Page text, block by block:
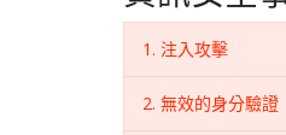
1. 注入攻擊
2. 無效的身分驗證